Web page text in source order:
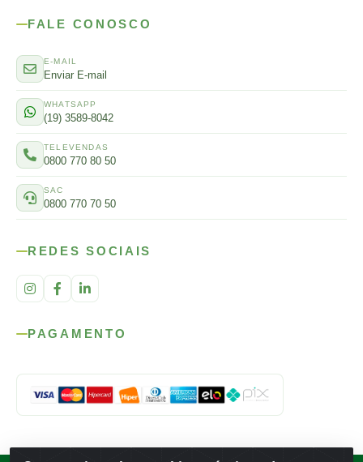
FALE CONOSCO
E-MAIL
Enviar E-mail
WHATSAPP
(19) 3589-8042
TELEVENDAS
0800 770 80 50
SAC
0800 770 70 50
REDES SOCIAIS
PAGAMENTO